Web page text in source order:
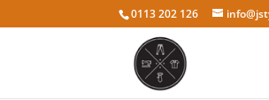
0113 202 126